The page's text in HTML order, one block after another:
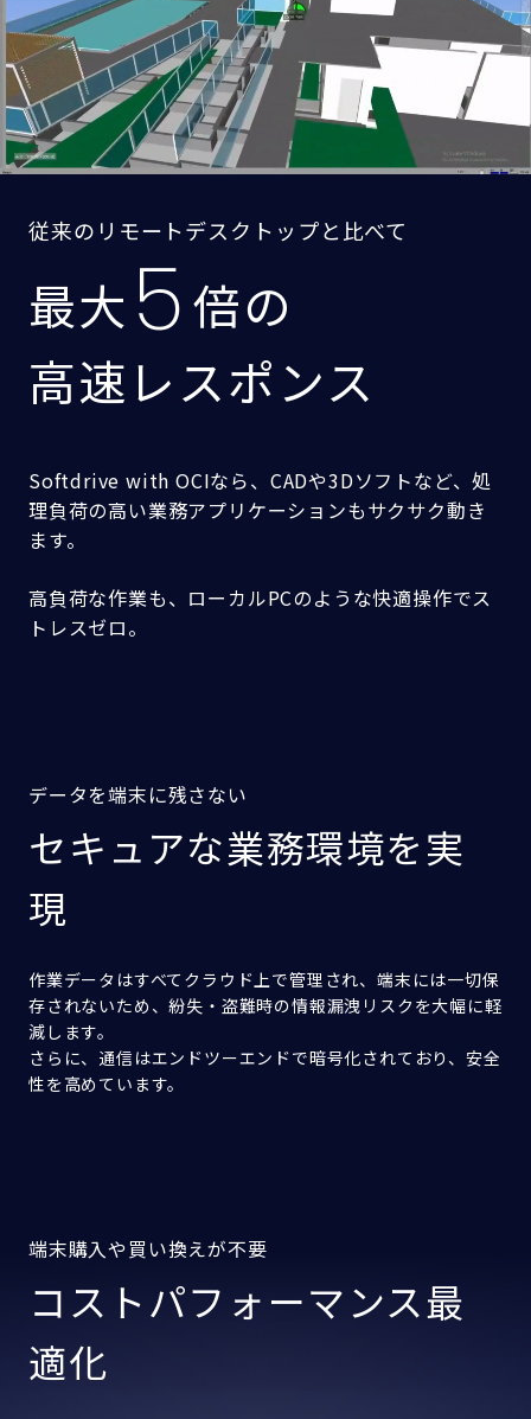
従来のリモートデスクトップと比べて
最大 5倍の
高速レスポンス
Softdrive with OCIなら、CADや3Dソフトなど、処
理負荷の高い業務アプリケーションもサクサク動き
ます。
高負荷な作業も、ローカルPCのような快適操作でス
トレスゼロ。
データを端末に残さない
セキュアな業務環境を実
現
作業データはすべてクラウド上で管理され、端末には一切保
存されないため、紛失・盗難時の情報漏洩リスクを大幅に軽
減します。
さらに、通信はエンドツーエンドで暗号化されており、安全
性を高めています。
端末購入や買い換えが不要
コストパフォーマンス最
適化